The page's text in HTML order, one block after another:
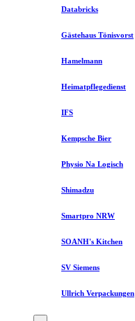
Databricks
Gästehaus Tönisvorst
Hamelmann
Heimatpflegedienst
IFS
Kempsche Bier
Physio Na Logisch
Shimadzu
Smartpro NRW
SOANH's Kitchen
SV Siemens
Ullrich Verpackungen